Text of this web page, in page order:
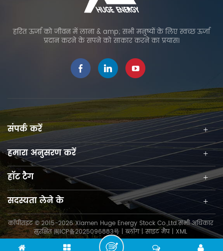
हरित ऊर्जा को जीवन में लाना & amp; सभी मनुष्यों के लिए स्वच्छ ऊर्जा
प्रदान करने के सपने को साकार करने का प्रयास।
संपर्क करें
हमारा अनुसरण करें
हॉट टैग
सदस्यता लेने के
कॉपीराइट © 2015-2026 Xiamen Huge Energy Stock Co.,Ltd.सभी अधिकार
सुरक्षित闽ICP备2025096883号|ब्लॉग|साइट मैप| XML